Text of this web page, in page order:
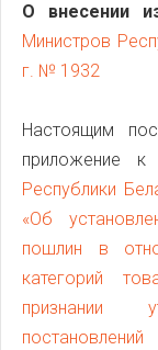
О внесении
Министров
г. № 1932
Настоящим
приложение к
Республики
«Об
пошлин в
категорий
признании